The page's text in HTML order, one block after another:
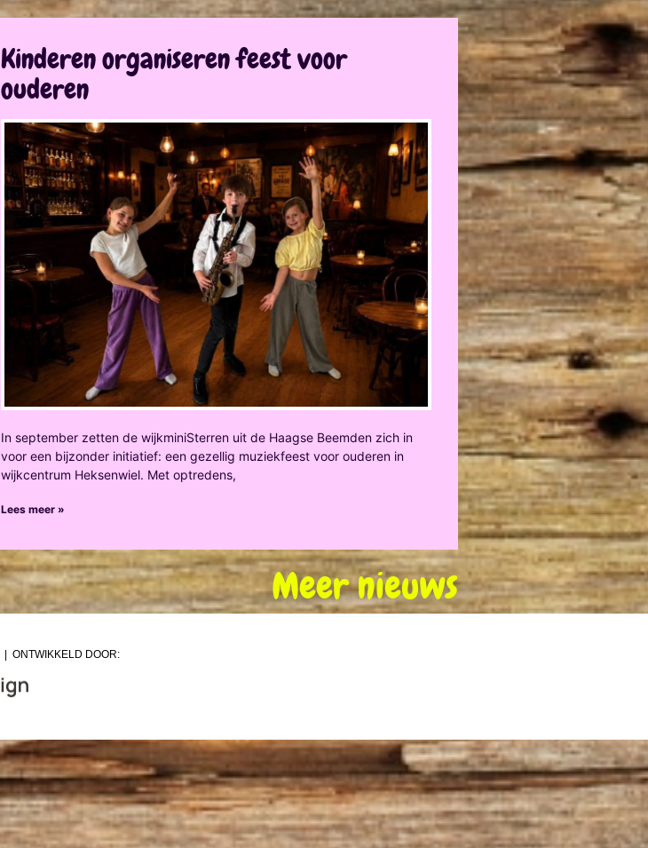
Kinderen organiseren feest voor
ouderen
In september zetten de wijkminiSterren uit de Haagse Beemden zich in
voor een bijzonder initiatief: een gezellig muziekfeest voor ouderen in
wijkcentrum Heksenwiel. Met optredens,
Lees meer »
Meer nieuws
| ONTWIKKELD DOOR: